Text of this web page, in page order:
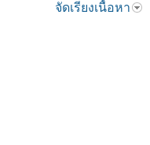
จัดเรียงเนื้อหา